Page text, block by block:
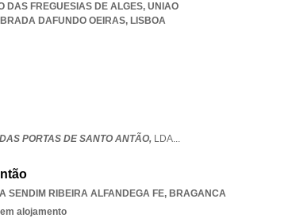
DAS FREGUESIAS DE ALGES, UNIAO
DAFUNDO OEIRAS, LISBOA
PORTAS DE SANTO ANTÃO, LDA...
SENDIM RIBEIRA ALFANDEGA FE, BRAGANCA
alojamento